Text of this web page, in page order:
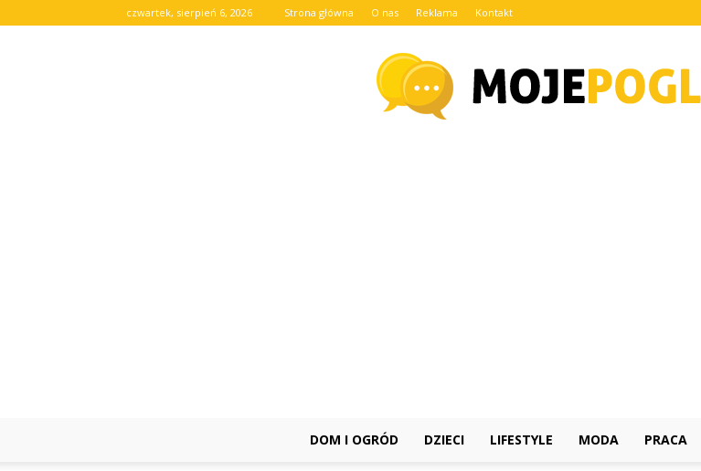
czwartek, sierpień 6, 2026 Strona główna O nas Reklama Kontakt
DOM I OGRÓD DZIECI LIFESTYLE MODA PRACA